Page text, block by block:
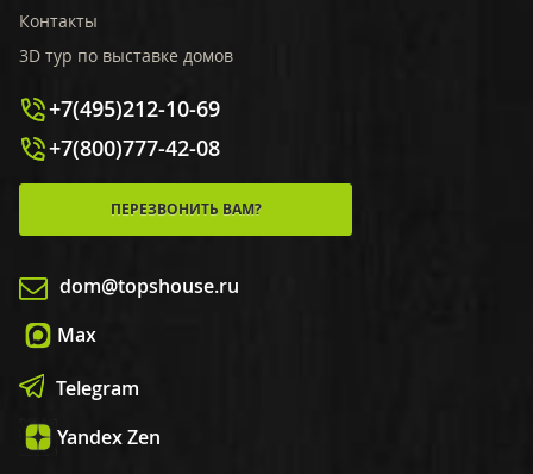
Контакты
3D тур по выставке домов
+7(495)212-10-69
+7(800)777-42-08
ПЕРЕЗВОНИТЬ ВАМ?
dom@topshouse.ru
Max
Telegram
Yandex Zen